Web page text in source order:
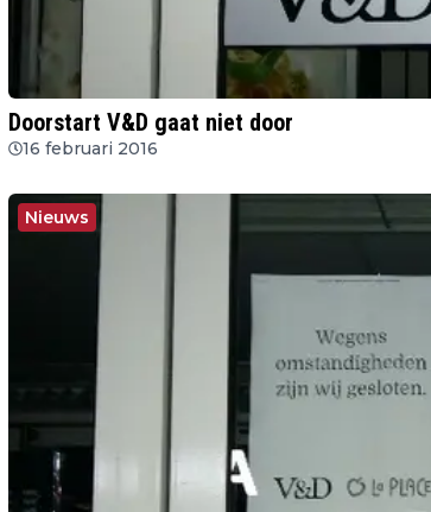
Doorstart V&D gaat niet door
16 februari 2016
Nieuws